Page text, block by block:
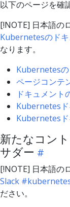
以下のページを確
[!NOTE] 日本語の
Kubernetesのド
なります。
Kubernetes
ページコンテ
ドキュメント
Kubernetes
Kubernetes
新たなコン
サダー
[!NOTE] 日本語の
Slack
ださい。